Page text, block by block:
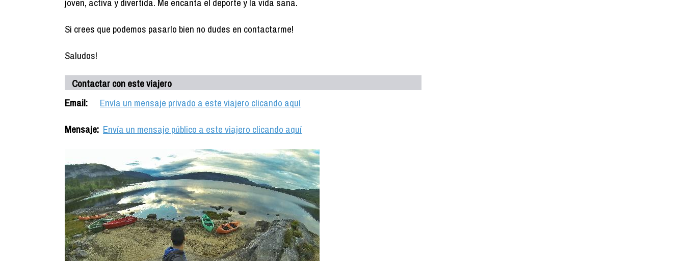
Si crees que podemos pasarlo bien no dudes en contactarme!
Saludos!
Contactar con este viajero
Email:
Envía un mensaje privado a este viajero clicando aquí
Mensaje: Envía un mensaje público a este viajero clicando aquí